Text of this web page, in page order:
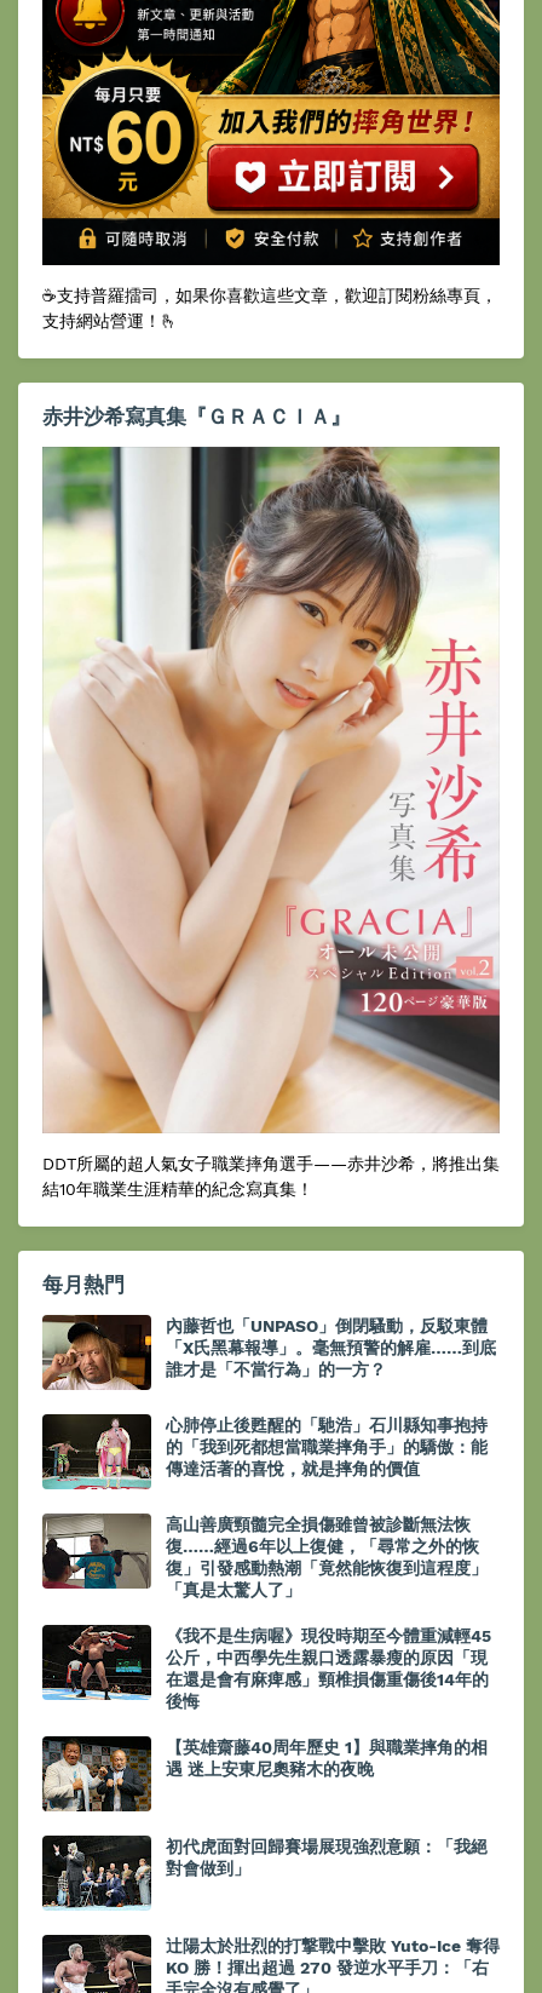
☕️支持普羅擂司，如果你喜歡這些文章，歡迎訂閱粉絲專頁，
支持網站營運！🫰
赤井沙希寫真集『ＧＲＡＣＩＡ』
DDT所屬的超人氣女子職業摔角選手——赤井沙希，將推出集
結10年職業生涯精華的紀念寫真集！
每月熱門
內藤哲也「UNPASO」倒閉騷動，反駁東體
「X氏黑幕報導」。毫無預警的解雇……到底
誰才是「不當行為」的一方？
心肺停止後甦醒的「馳浩」石川縣知事抱持
的「我到死都想當職業摔角手」的驕傲：能
傳達活著的喜悅，就是摔角的價值
高山善廣頸髓完全損傷雖曾被診斷無法恢
復……經過6年以上復健，「尋常之外的恢
復」引發感動熱潮「竟然能恢復到這程度」
「真是太驚人了」
《我不是生病喔》現役時期至今體重減輕45
公斤，中西學先生親口透露暴瘦的原因「現
在還是會有麻痺感」頸椎損傷重傷後14年的
後悔
【英雄齋藤40周年歷史 1】與職業摔角的相
遇 迷上安東尼奧豬木的夜晚
初代虎面對回歸賽場展現強烈意願：「我絕
對會做到」
辻陽太於壯烈的打撃戰中擊敗 Yuto-Ice 奪得
KO 勝！揮出超過 270 發逆水平手刀：「右